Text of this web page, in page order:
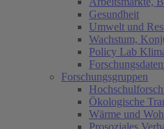
Gesundheit
Umwelt und
Wachstum,
Policy Lab
Forschungsgruppen
Ökologische
Wärme und
Prosoziales